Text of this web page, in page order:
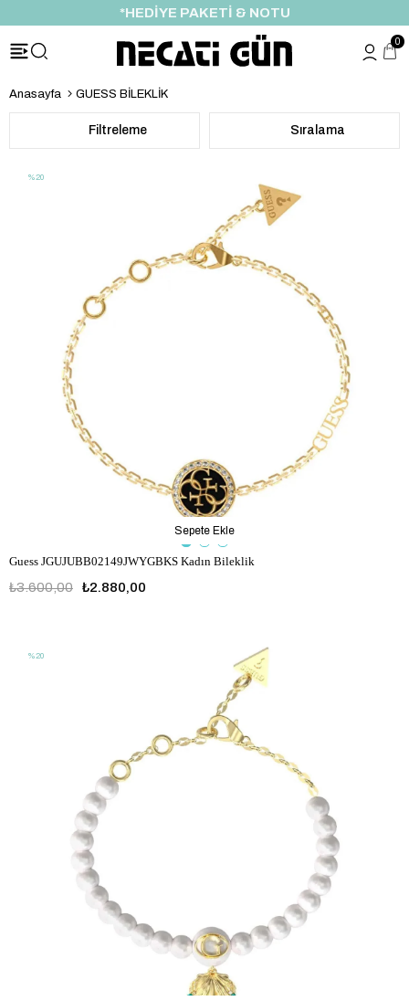
ÖZEL İNDİRİM FIRSATI
0
Anasayfa GUESS BİLEKLİK
Filtreleme Sıralama
Guess JGUJUBB02149JWYGBKS Kadın Bileklik
₺2.880,00
₺3.600,00
Sepete Ekle
%20
%20